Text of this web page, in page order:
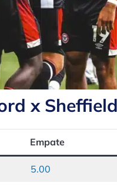
x
Empate
5.00